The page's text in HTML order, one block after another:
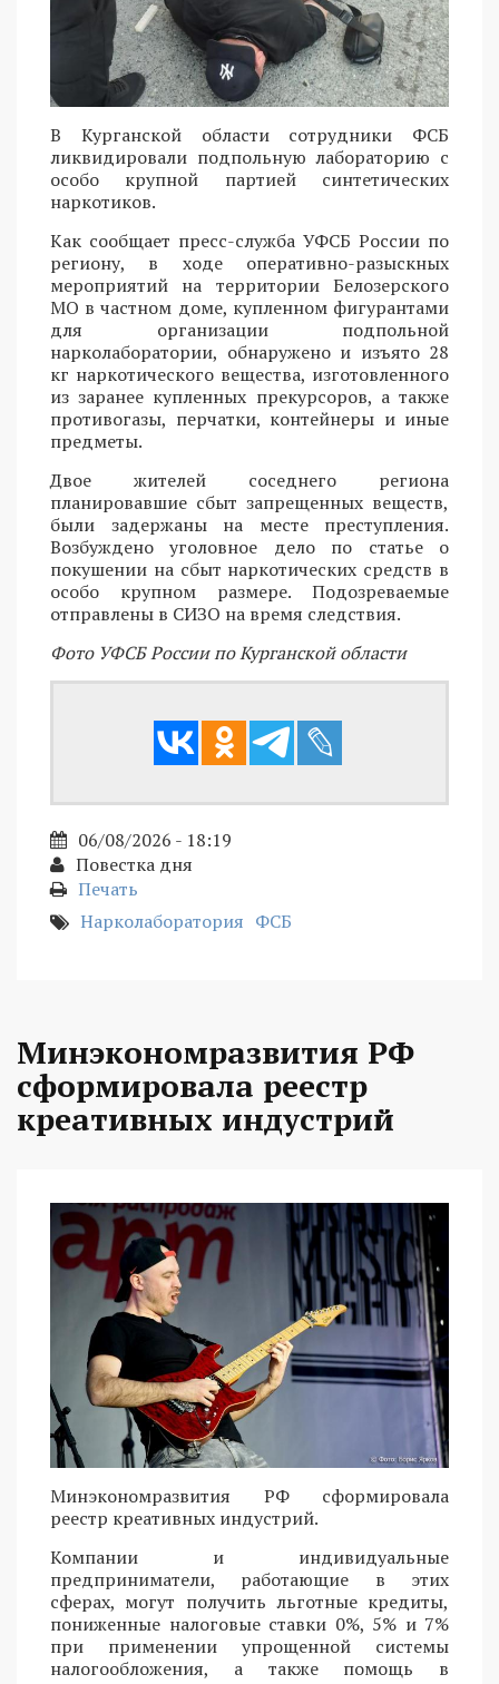
В Курганской области сотрудники ФСБ
ликвидировали подпольную лабораторию с
особо крупной партией синтетических
наркотиков.
Как сообщает пресс-служба УФСБ России по
региону, в ходе оперативно-разыскных
мероприятий на территории Белозерского
МО в частном доме, купленном фигурантами
для организации подпольной
нарколаборатории, обнаружено и изъято 28
кг наркотического вещества, изготовленного
из заранее купленных прекурсоров, а также
противогазы, перчатки, контейнеры и иные
предметы.
Двое жителей соседнего региона
планировавшие сбыт запрещенных веществ,
были задержаны на месте преступления.
Возбуждено уголовное дело по статье о
покушении на сбыт наркотических средств в
особо крупном размере. Подозреваемые
отправлены в СИЗО на время следствия.
Фото УФСБ России по Курганской области
06/08/2026 - 18:19
Повестка дня
Печать
Нарколаборатория ФСБ
Минэкономразвития РФ
сформировала реестр
креативных индустрий
Минэкономразвития РФ сформировала
реестр креативных индустрий.
Компании и индивидуальные
предприниматели, работающие в этих
сферах, могут получить льготные кредиты,
пониженные налоговые ставки 0%, 5% и 7%
при применении упрощенной системы
налогообложения, а также помощь в